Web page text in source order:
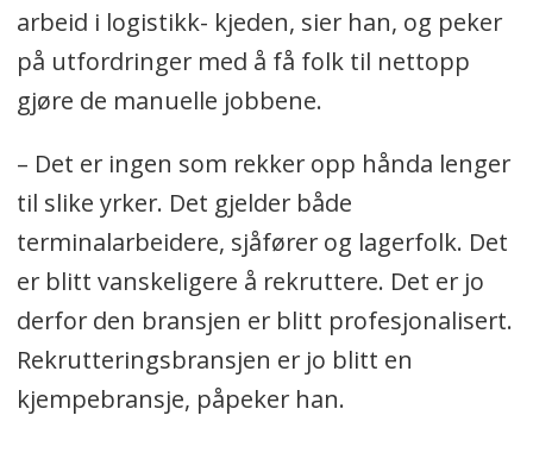
arbeid i logistikk- kjeden, sier han, og peker
på utfordringer med å få folk til nettopp
gjøre de manuelle jobbene.
– Det er ingen som rekker opp hånda lenger
til slike yrker. Det gjelder både
terminalarbeidere, sjåfører og lagerfolk. Det
er blitt vanskeligere å rekruttere. Det er jo
derfor den bransjen er blitt profesjonalisert.
Rekrutteringsbransjen er jo blitt en
kjempebransje, påpeker han.